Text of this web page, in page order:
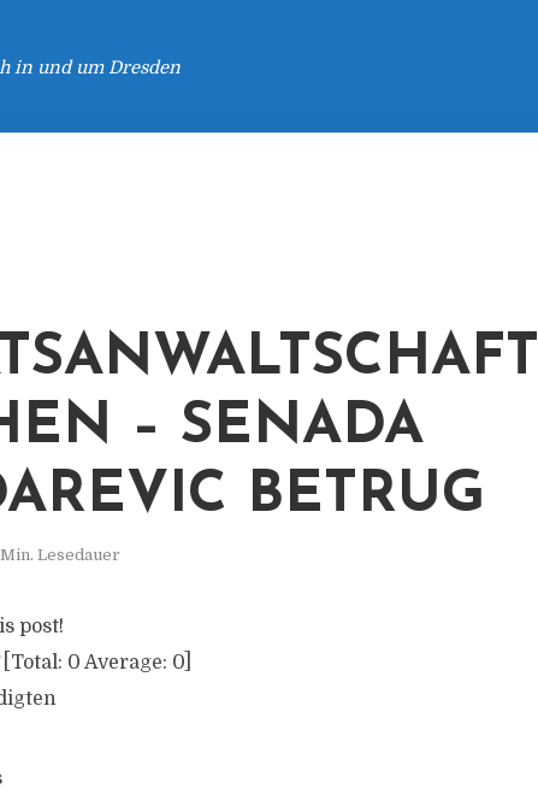
in und um Dresden
– SENADA
BETRUG
Lesedauer
post!
[Total: 0 Average: 0